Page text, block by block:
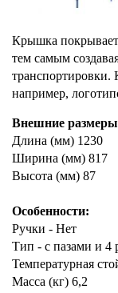
Крышка покрывает
тем самым
например,
Внешние
Длина (мм) 1230
Ширина (мм) 817
Высота (мм) 87
Особенности:
Ручки - Нет
Тип - с пазами и 4
Температурная
Масса (кг) 6,2